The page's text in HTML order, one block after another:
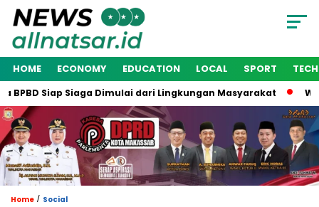
HOME ECONOMY EDUCATION LOCAL SPORT
Siap Siaga Dimulai dari Lingkungan Masyarakat Wakil
Home / Social